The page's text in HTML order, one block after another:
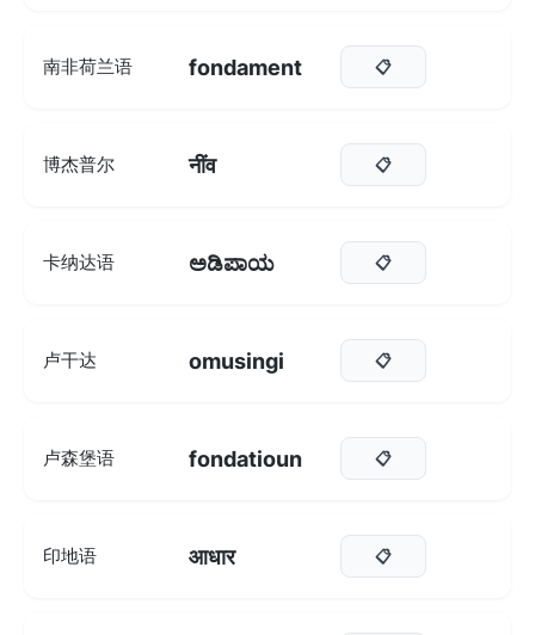
南非荷兰语 fondament 📋
博杰普尔 नींव 📋
卡纳达语 ಅಡಿಪಾಯ 📋
卢干达 omusingi 📋
卢森堡语 fondatioun 📋
印地语 आधार 📋